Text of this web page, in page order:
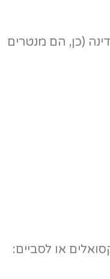
(כן, הם מנטרים
או לסביים: